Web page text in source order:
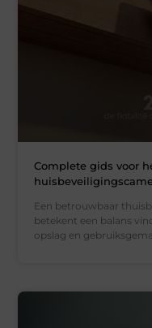
Complete gids voor
Een betrouwbaar
betekent een balans
opslag en